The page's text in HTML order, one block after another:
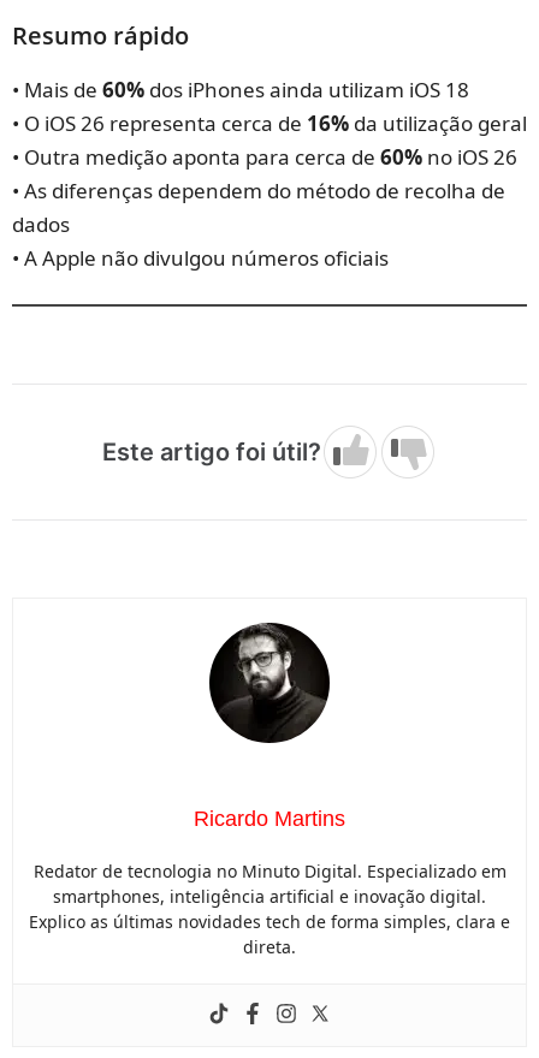
Resumo rápido
• Mais de 60% dos iPhones ainda utilizam iOS 18
• O iOS 26 representa cerca de 16% da utilização geral
• Outra medição aponta para cerca de 60% no iOS 26
• As diferenças dependem do método de recolha de
dados
• A Apple não divulgou números oficiais
Este artigo foi útil?
Ricardo Martins
Redator de tecnologia no Minuto Digital. Especializado em
smartphones, inteligência artificial e inovação digital.
Explico as últimas novidades tech de forma simples, clara e
direta.